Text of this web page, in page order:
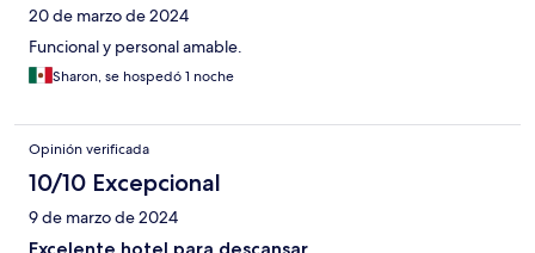
20 de marzo de 2024
Funcional y personal amable.
Sharon, se hospedó 1 noche
Opinión verificada
10/10 Excepcional
9 de marzo de 2024